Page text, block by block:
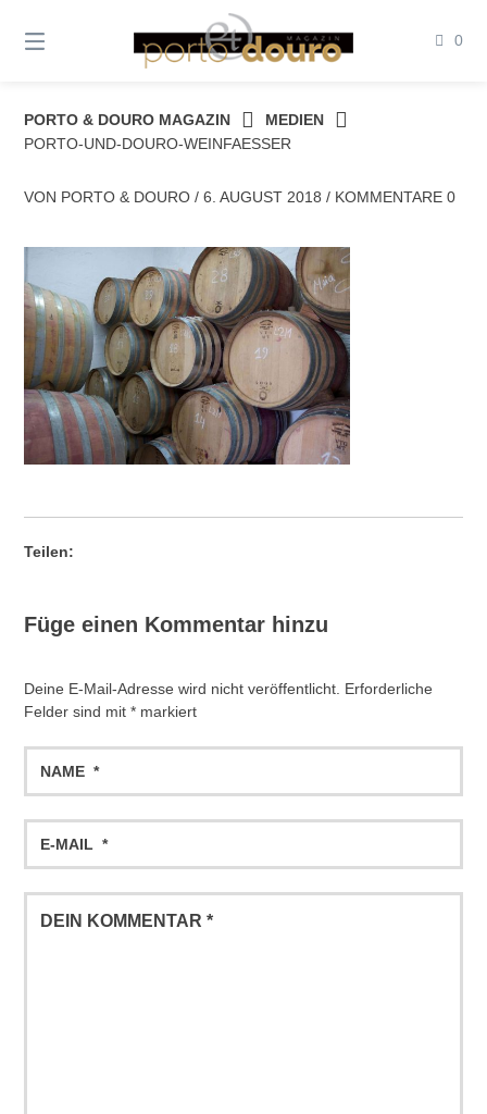
zum
Inhalt
0
PORTO & DOURO MAGAZIN
MEDIEN
PORTO-UND-DOURO-WEINFAESSER
VON PORTO & DOURO / 6. AUGUST 2018 / KOMMENTARE 0
Teilen:
Füge einen Kommentar hinzu
Deine E-Mail-Adresse wird nicht veröffentlicht. Erforderliche
Felder sind mit* markiert
Name
Email
Comment